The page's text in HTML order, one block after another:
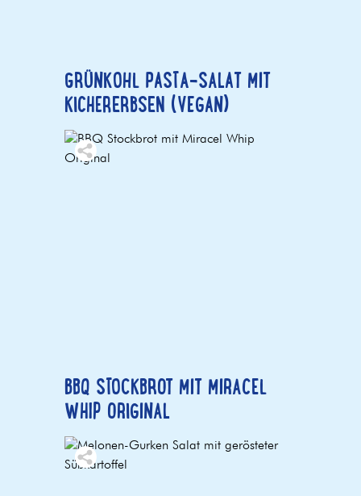
GRÜNKOHL PASTA-SALAT MIT
KICHERERBSEN (VEGAN)
BBQ STOCKBROT MIT MIRACEL
WHIP ORIGINAL